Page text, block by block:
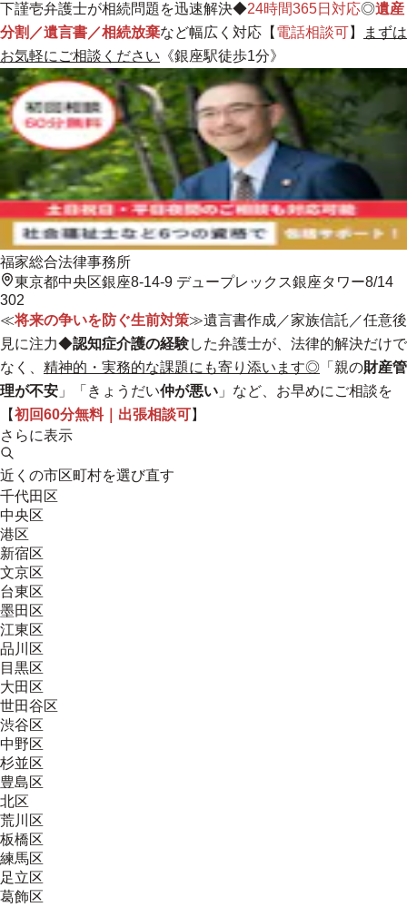
下謹壱弁護士が相続問題を迅速解決◆24時間365日対応◎遺産
分割／遺言書／相続放棄など幅広く対応【 電話相談可】
まずは
お気軽にご相談ください 《銀座駅徒歩1分》
福家総合法律事務所
東京都中央区銀座8-14-9 デュープレックス銀座タワー8/14
302
≪将来の争いを防ぐ生前対策≫遺言書作成／家族信託／任意後
見に注力◆認知症介護の経験した弁護士が、法律的解決だけで
なく、 精神的・実務的な課題にも寄り添います◎ 「親の財産管
理が不安 」「きょうだい仲が悪い 」など、お早めにご相談を
【初回60分無料｜出張相談可】
さらに表示
近くの市区町村を選び直す
千代田区
中央区
港区
新宿区
文京区
台東区
墨田区
江東区
品川区
目黒区
大田区
世田谷区
渋谷区
中野区
杉並区
豊島区
北区
荒川区
板橋区
練馬区
足立区
葛飾区